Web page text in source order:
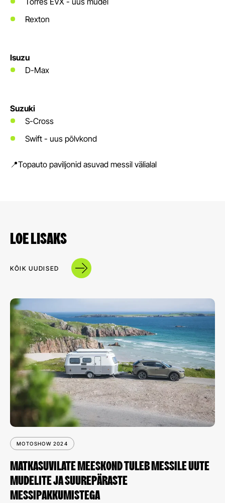
Rexton
Isuzu
D-Max
Suzuki
S-Cross
Swift - uus põlvkond
📍Topauto paviljonid asuvad messil välialal
LOE LISAKS
KÕIK UUDISED
MOTOSHOW 2024
MATKASUVILATE MEESKOND TULEB MESSILE UUTE
MUDELITE JA SUUREPÄRASTE
MESSIPAKKUMISTEGA